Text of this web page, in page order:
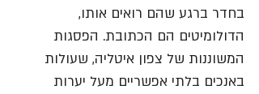
בחדר ברגע שהם רואים אותו,
הדולומיטים הם הכתובת. הפסגות
המשוננות של צפון איטליה, שעולות
באנכים בלתי אפשריים מעל יערות